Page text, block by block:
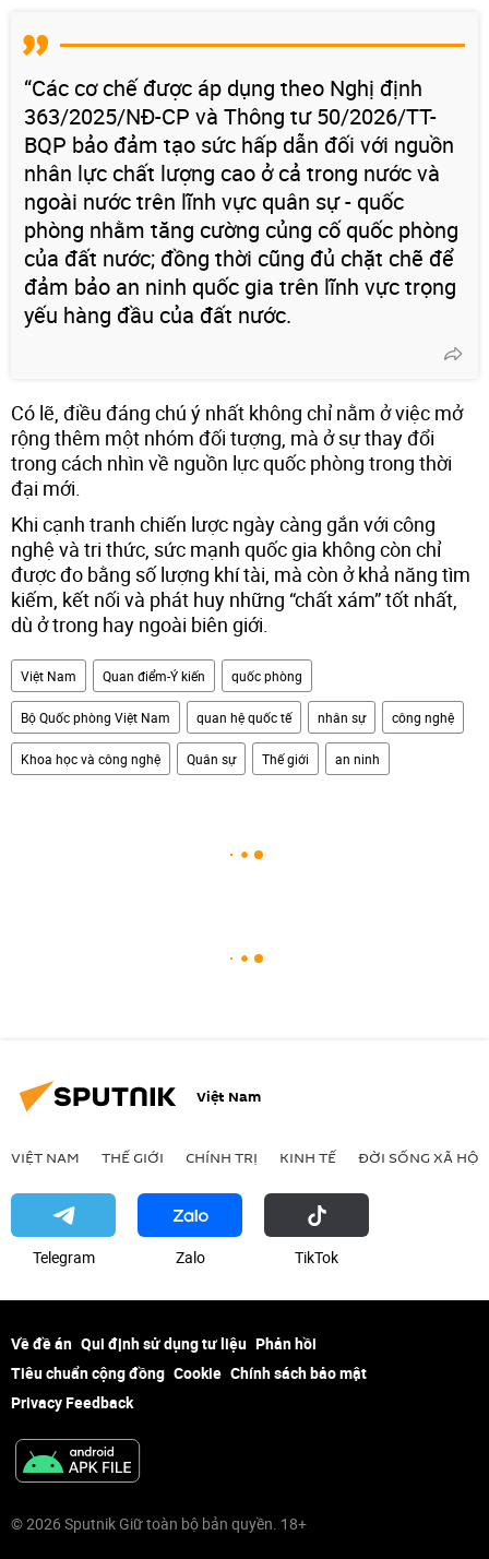
“Các cơ chế được áp dụng theo Nghị định
363/2025/NĐ-CP và Thông tư 50/2026/TT-
BQP bảo đảm tạo sức hấp dẫn đối với nguồn
nhân lực chất lượng cao ở cả trong nước và
ngoài nước trên lĩnh vực quân sự - quốc
phòng nhằm tăng cường củng cố quốc phòng
của đất nước; đồng thời cũng đủ chặt chẽ để
đảm bảo an ninh quốc gia trên lĩnh vực trọng
yếu hàng đầu của đất nước.
Có lẽ, điều đáng chú ý nhất không chỉ nằm ở việc mở
rộng thêm một nhóm đối tượng, mà ở sự thay đổi
trong cách nhìn về nguồn lực quốc phòng trong thời
đại mới.
Khi cạnh tranh chiến lược ngày càng gắn với công
nghệ và tri thức, sức mạnh quốc gia không còn chỉ
được đo bằng số lượng khí tài, mà còn ở khả năng tìm
kiếm, kết nối và phát huy những “chất xám” tốt nhất,
dù ở trong hay ngoài biên giới.
Việt Nam Quan điểm-Ý kiến quốc phòng
Bộ Quốc phòng Việt Nam quan hệ quốc tế nhân sự công nghệ
Khoa học và công nghệ Quân sự Thế giới an ninh
Việt Nam
VIỆT NAM THẾ GIỚI CHÍNH TRỊ KINH TẾ ĐỜI SỐNG XÃ HỘI
Telegram Zalo ТikТоk
Về đề án Qui định sử dụng tư liệu Phản hồi
Tiêu chuẩn cộng đồng Cookie Chính sách bảo mật
Privacy Feedback
© 2026 Sputnik Giữ toàn bộ bản quyền. 18+